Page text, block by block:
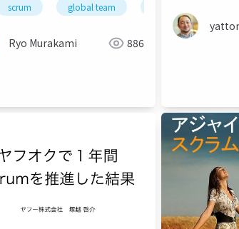
scrum global team
Ryo Murakami 886